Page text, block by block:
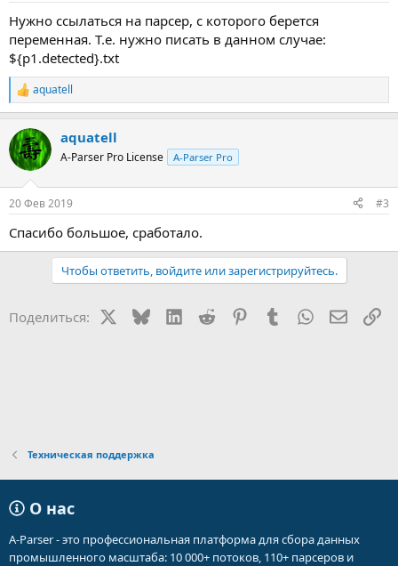
Нужно ссылаться на парсер, с которого берется
переменная. Т.е. нужно писать в данном случае:
${p1.detected}.txt
Р
е
к
ц
и
aquatell
aquatell
A-Parser Pro License A-Parser Pro
20 Фев 2019 #3
Спасибо большое, сработало.
Чтобы ответить, войдите или зарегистрируйтесь.
Поделиться: BlueskyLinkedIn
Reddit PinterestTumblr WhatsApp
Техническая поддержка
О нас
A-Parser - это профессиональная платформа для сбора данных
промышленного масштаба: 10 000+ потоков, 110+ парсеров и